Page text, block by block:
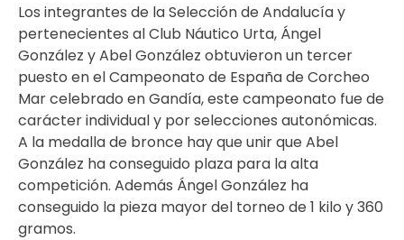
Los integrantes de la Selección de Andalucía y
pertenecientes al Club Náutico Urta, Ángel
González y Abel González obtuvieron un tercer
puesto en el Campeonato de España de Corcheo
Mar celebrado en Gandía, este campeonato fue de
carácter individual y por selecciones autonómicas.
A la medalla de bronce hay que unir que Abel
González ha conseguido plaza para la alta
competición. Además Ángel González ha
conseguido la pieza mayor del torneo de 1 kilo y 360
gramos.